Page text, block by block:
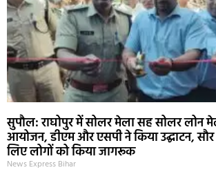
सुपौल: राघोपुर में सोलर मेला सह सोलर लोन
आयोजन, डीएम और एसपी ने किया उद्घाटन,
लिए लोगों को किया जागरूक
News Express Bihar